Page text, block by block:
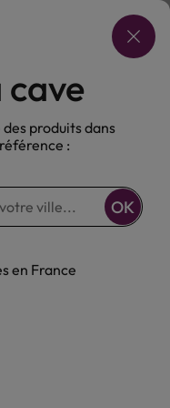
Choisir ma cave
alcool
produits dans
:
OK
en France